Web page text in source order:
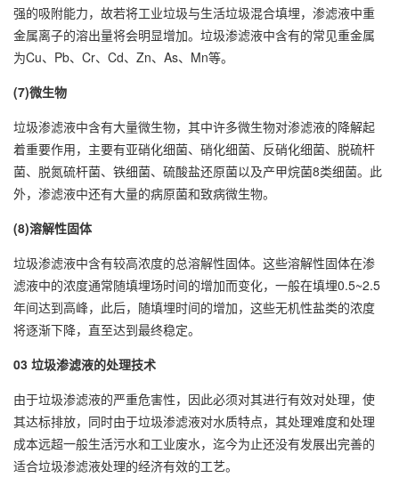
强的吸附能力，故若将工业垃圾与生活垃圾混合填埋，渗滤液中重
金属离子的溶出量将会明显增加。垃圾渗滤液中含有的常见重金属
为Cu、Pb、Cr、Cd、Zn、As、Mn等。
(7)微生物
垃圾渗滤液中含有大量微生物，其中许多微生物对渗滤液的降解起
着重要作用，主要有亚硝化细菌、硝化细菌、反硝化细菌、脱硫杆
菌、脱氮硫杆菌、铁细菌、硫酸盐还原菌以及产甲烷菌8类细菌。此
外，渗滤液中还有大量的病原菌和致病微生物。
(8)溶解性固体
垃圾渗滤液中含有较高浓度的总溶解性固体。这些溶解性固体在渗
滤液中的浓度通常随填埋场时间的增加而变化，一般在填埋0.5~2.5
年间达到高峰，此后，随填埋时间的增加，这些无机性盐类的浓度
将逐渐下降，直至达到最终稳定。
03 垃圾渗滤液的处理技术
由于垃圾渗滤液的严重危害性，因此必须对其进行有效对处理，使
其达标排放，同时由于垃圾渗滤液对水质特点，其处理难度和处理
成本远超一般生活污水和工业废水，迄今为止还没有发展出完善的
适合垃圾渗滤液处理的经济有效的工艺。